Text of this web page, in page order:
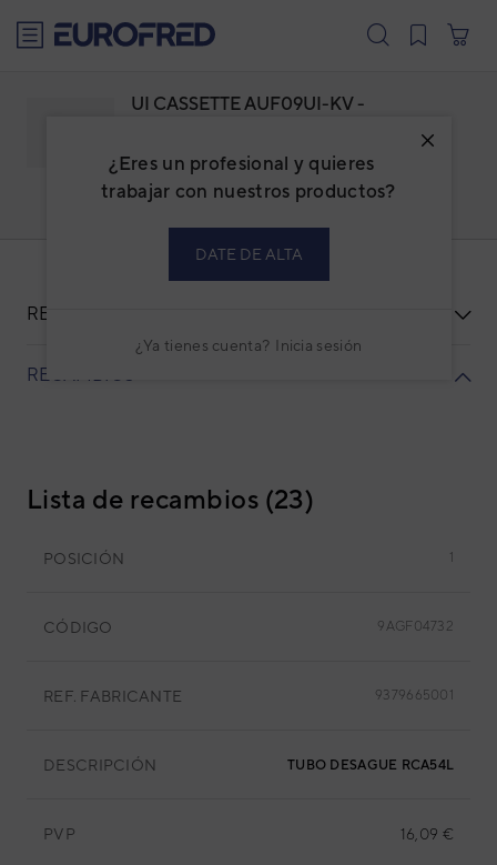
¿Eres un profesional y quieres
trabajar con nuestros productos?
DATE DE ALTA
¿Ya tienes cuenta? Inicia sesión
UI CASSETTE AUF09UI-KV -
Familia: ADFESMCS
FUJI ELECTRIC
Código: 3NFE7171
RECURSOS
RECAMBIOS
Lista de recambios (23)
POSICIÓN 1
CÓDIGO 9AGF04732
REF. FABRICANTE 9379665001
DESCRIPCIÓN TUBO DESAGUE RCA54LCLU
PVP 16,09 €